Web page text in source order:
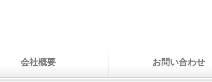
会社概要 お問い合わせ